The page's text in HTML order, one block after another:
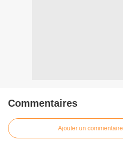
Commentaires
Ajouter un commentaire